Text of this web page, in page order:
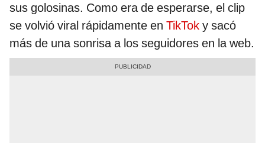
sus golosinas. Como era de esperarse, el clip
se volvió viral rápidamente en TikTok y sacó
más de una sonrisa a los seguidores en la web.